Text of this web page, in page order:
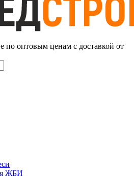
по оптовым ценам с доставкой от
ЖБИ